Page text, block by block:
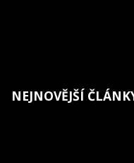
NEJNOVĚJŠÍ